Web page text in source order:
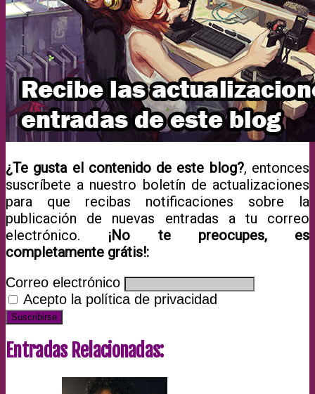
¿Te gusta el contenido de este blog?, entonces
suscríbete a nuestro boletín de actualizaciones
para que recibas notificaciones sobre la
publicación de nuevas entradas a tu correo
electrónico. ¡No te preocupes, es
completamente grátis!:
Correo electrónico
Acepto la política de privacidad
Entradas Relacionadas: